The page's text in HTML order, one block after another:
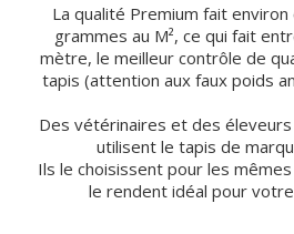
La qualité Premium fait
grammes au M², ce qui fait
mètre, le meilleur contrôle de
tapis (attention aux faux poids
Des vétérinaires et des
utilisent le tapis de
Ils le choisissent pour les
le rendent idéal pour